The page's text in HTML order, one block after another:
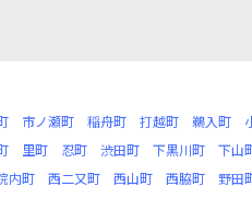
市ノ瀬町 稲舟町 打越町 鵜入町
里町 忍町 渋田町 下黒川町 下山
内町 西二又町 西山町 西脇町 野田